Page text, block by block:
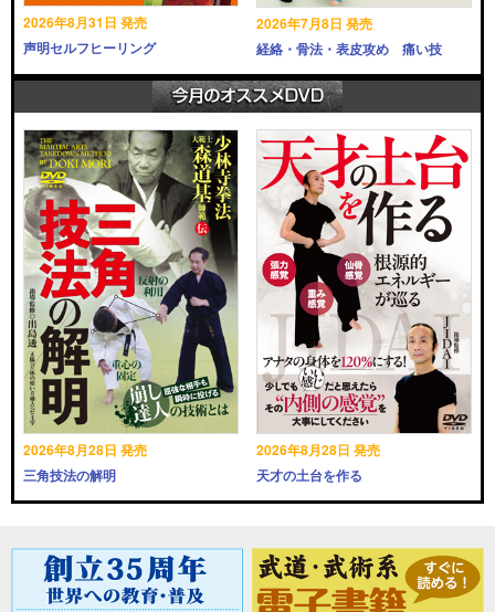
2026年8月31日 発売
声明セルフヒーリング
2026年7月8日 発売
経絡・骨法・表皮攻め 痛い技
2026年8月28日 発売
三角技法の解明
2026年8月28日 発売
天才の土台を作る